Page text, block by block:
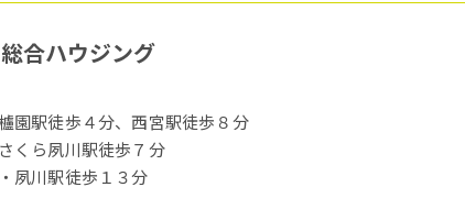
合ハウジング
園駅徒歩４分、西宮駅徒歩８分
くら夙川駅徒歩７分
夙川駅徒歩１３分